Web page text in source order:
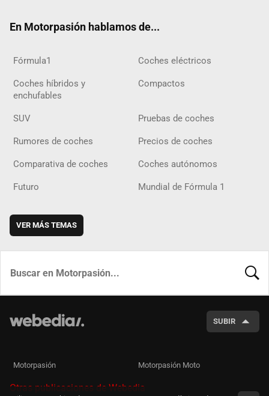
En Motorpasión hablamos de...
Fórmula1 Coches eléctricos
Coches híbridos y
enchufables
Compactos
SUV Pruebas de coches
Rumores de coches Precios de coches
Comparativa de coches Coches autónomos
Futuro Mundial de Fórmula 1
VER MÁS TEMAS
SUBIR
Motorpasión Motorpasión Moto
Otras publicaciones de Webedia